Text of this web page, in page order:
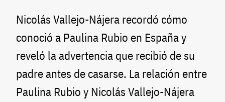
Nicolás Vallejo-Nájera recordó cómo
conoció a Paulina Rubio en España y
reveló la advertencia que recibió de su
padre antes de casarse. La relación entre
Paulina Rubio y Nicolás Vallejo-Nájera